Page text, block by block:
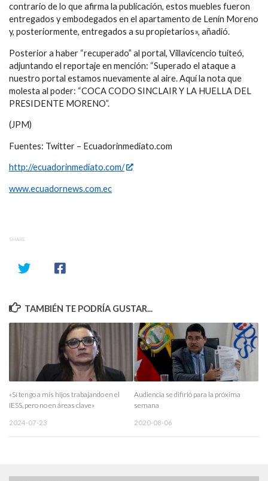
contrario de lo que afirma la publicación, estos muebles fueron
entregados y embodegados en el apartamento de Lenín Moreno
y, posteriormente, entregados a su propietarios», añadió.
Posterior a haber “recuperado” al portal, Villavicencio tuiteó,
adjuntando el reportaje en mención: “Superado el ataque a
nuestro portal estamos nuevamente al aire. Aquí la nota que
molesta al poder: “COCA CODO SINCLAIR Y LA HUELLA DEL
PRESIDENTE MORENO”.
(JPM)
Fuentes: Twitter – Ecuadorinmediato.com
http://ecuadorinmediato.com/
www.ecuadornews.com.ec
SHARE
TAMBIÉN TE PODRÍA GUSTAR...
«Sí tengo a mis hijos trabajando en el
IESS, pero no en áreas clave»
2024-07-23
Audiencia se difirió para la próxima
semana
2020-08-06